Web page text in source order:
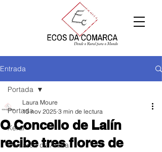
Entrada
Portada
Xeral
Comarca de Arzúa
Portada
O Concello de Lalín
recibe tres flores de
Laura Moure
15 nov 2025 3 min de lectura